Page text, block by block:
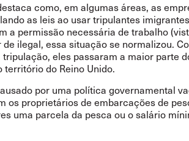
como, em algumas áreas, as
as leis ao usar tripulantes
a permissão necessária de trabalho
ilegal, essa situação se normalizou.
eles passaram a maior parte
território do Reino Unido.
por uma política governamental
os proprietários de embarcações de
uma parcela da pesca ou o salário